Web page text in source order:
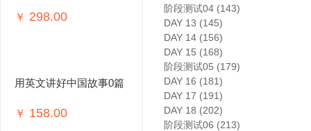
￥ 298.00
用英文讲好中国故事0篇
￥ 158.00
阶段测试04 (143)
DAY 13 (145)
DAY 14 (156)
DAY 15 (168)
阶段测试05 (179)
DAY 16 (181)
DAY 17 (191)
DAY 18 (202)
阶段测试06 (213)